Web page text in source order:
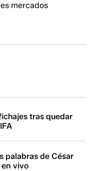
mercados
tras quedar
palabras de César
vivo